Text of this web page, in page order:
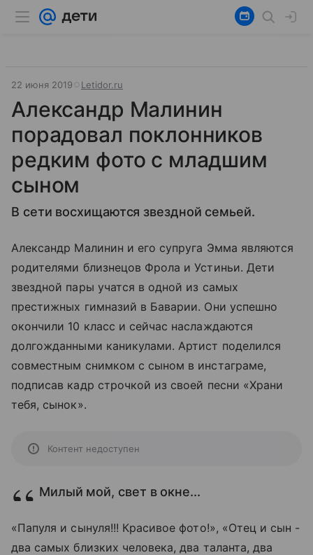
22 июня 2019 Letidor.ru
Александр Малинин
порадовал поклонников
редким фото с младшим
сыном
В сети восхищаются звездной семьей.
Александр Малинин и его супруга Эмма являются
родителями близнецов Фрола и Устиньи. Дети
звездной пары учатся в одной из самых
престижных гимназий в Баварии. Они успешно
окончили 10 класс и сейчас наслаждаются
долгожданными каникулами. Артист поделился
совместным снимком с сыном в инстаграме,
подписав кадр строчкой из своей песни «Храни
тебя, сынок».
Контент недоступен
Милый мой, свет в окне...
«Папуля и сынуля!!! Красивое фото!», «Отец и сын -
два самых близких человека, два таланта, два